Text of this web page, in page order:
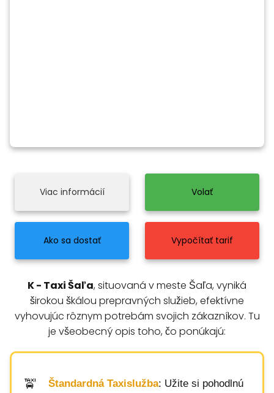
Viac informácií Volať
Ako sa dostať Vypočítať tarif
K - Taxi Šaľa, situovaná v meste Šaľa, vyniká
širokou škálou prepravných služieb, efektívne
vyhovujúc rôznym potrebám svojich zákazníkov. Tu
je všeobecný opis toho, čo ponúkajú:
Štandardná Taxislužba: Užite si pohodlnú